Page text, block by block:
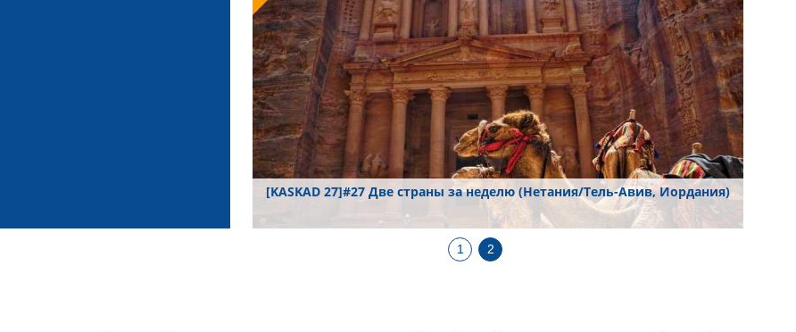
[KASKAD 27]#27 Две страны за неделю (Нетания/Тель-Авив, Иордания)
1 2